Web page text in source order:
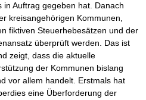
Auftrag gegeben hat. Danach
kreisangehörigen Kommunen,
fiktiven Steuerhebesätzen und der
überprüft werden. Das ist
zeigt, dass die aktuelle
der Kommunen bislang
vor allem handelt. Erstmals hat
eine Überforderung der